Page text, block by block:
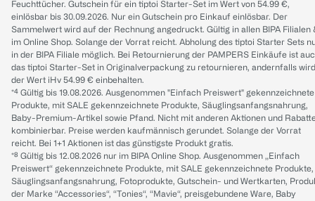
Feuchttücher. Gutschein für ein tiptoi Starter-Set im Wert von 54.99 €,
einlösbar bis 30.09.2026. Nur ein Gutschein pro Einkauf einlösbar. Der
Sammelwert wird auf der Rechnung angedruckt. Gültig in allen BIPA Filialen
im Online Shop. Solange der Vorrat reicht. Abholung des tiptoi Starter Sets
in der BIPA Filiale möglich. Bei Retournierung der PAMPERS Einkäufe ist
das tiptoi Starter-Set in Originalverpackung zu retournieren, andernfalls wird
der Wert iHv 54.99 € einbehalten.
*⁴ Gültig bis 19.08.2026. Ausgenommen "Einfach Preiswert" gekennzeichnete
Produkte, mit SALE gekennzeichnete Produkte, Säuglingsanfangsnahrung,
Baby-Premium-Artikel sowie Pfand. Nicht mit anderen Aktionen und
kombinierbar. Preise werden kaufmännisch gerundet. Solange der Vorrat
reicht. Bei 1+1 Aktionen ist das günstigste Produkt gratis.
*⁸ Gültig bis 12.08.2026 nur im BIPA Online Shop. Ausgenommen „Einfach
Preiswert“ gekennzeichnete Produkte, mit SALE gekennzeichnete Produkte,
Säuglingsanfangsnahrung, Fotoprodukte, Gutschein- und Wertkarten,
der Marke “Accessories“, “Tonies“, “Mavie“, preisgebundene Ware, Baby